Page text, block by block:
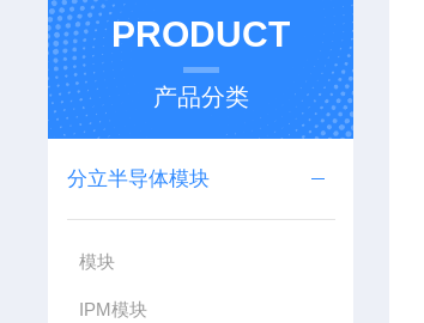
PRODUCT
产品分类
分立半导体模块
模块
IPM模块